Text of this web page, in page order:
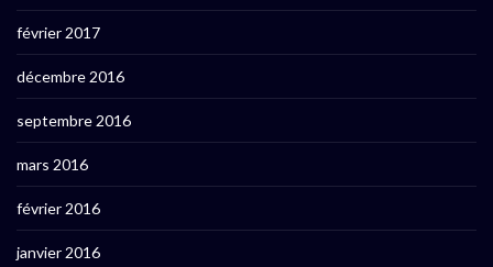
février 2017
décembre 2016
septembre 2016
mars 2016
février 2016
janvier 2016